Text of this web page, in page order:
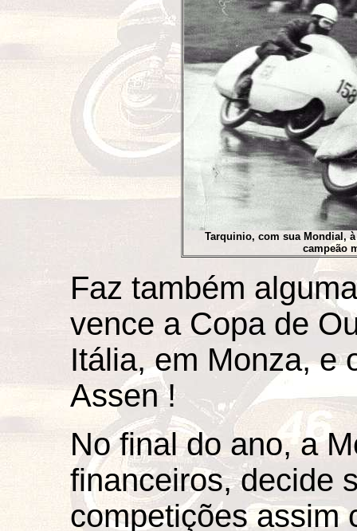
Tarquinio, com sua Mondial,
campeão
Faz também
vence a Copa de
Itália, em Monza, e
Assen !
No final do ano, a
financeiros, decide
competições assim